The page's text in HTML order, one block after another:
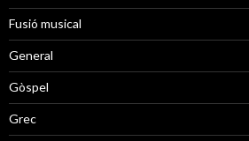
Fusió musical
General
Gòspel
Grec